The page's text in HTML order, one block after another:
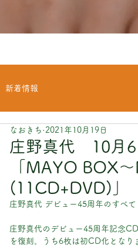
新着情報
庄野真代 10月
「MAYO BOX
(11CD+DVD)」
なおきち 2021年10月19日
庄野真代 デビュー45周年のすべて
庄野真代のデビュー45周年記念
を復刻。うち6枚は初CD化とな